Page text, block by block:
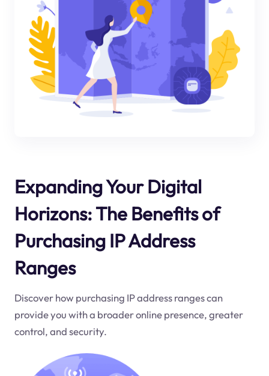
Expanding Your Digital
Horizons: The Benefits of
Purchasing IP Address
Ranges
Discover how purchasing IP address ranges can
provide you with a broader online presence, greater
control, and security.